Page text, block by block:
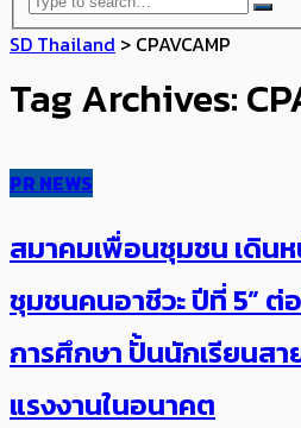
SD Thailand > CPAVCAMP
Tag Archives:
PR NEWS
สมาคมเพื่อนชุมชน เดินห
ชุมชนคนอาชีวะ ปีที่ 5” ต่
การศึกษา ปั้นนักเรียนส
แรงงานในอนาคต